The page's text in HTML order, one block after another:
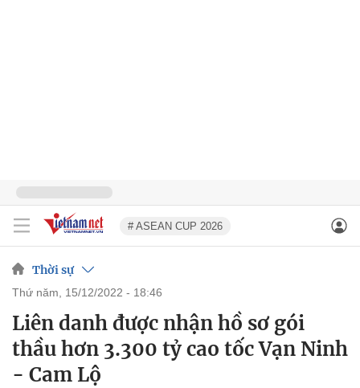
# ASEAN CUP 2026
Thời sự
thứ năm, 15/12/2022 - 18:46
Liên danh được nhận hồ sơ gói
thầu hơn 3.300 tỷ cao tốc Vạn Ninh
- Cam Lộ